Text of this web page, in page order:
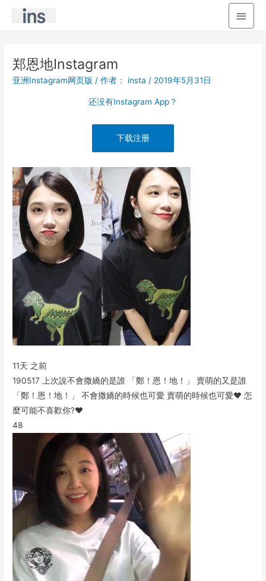
主
郑恩地Instagram
亚洲Instagram网页版 / 作者： insta / 2019年5月31日
还没有Instagram App？
下载注册
11天 之前
190517 上次說不會撒嬌的是誰 「鄭！恩！地！」 賣萌的又是誰
「鄭！恩！地！」 不會撒嬌的時候也可愛 賣萌的時候也可愛♥️ 怎
麼可能不喜歡你?♥️
48